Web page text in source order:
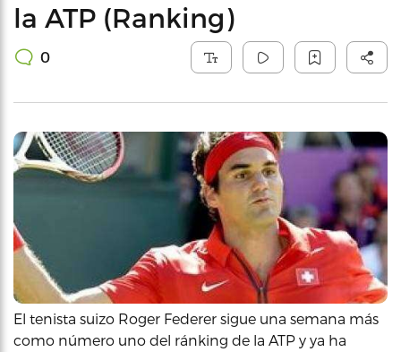
la ATP (Ranking)
0
El tenista suizo Roger Federer sigue una semana más
como número uno del ránking de la ATP y ya ha